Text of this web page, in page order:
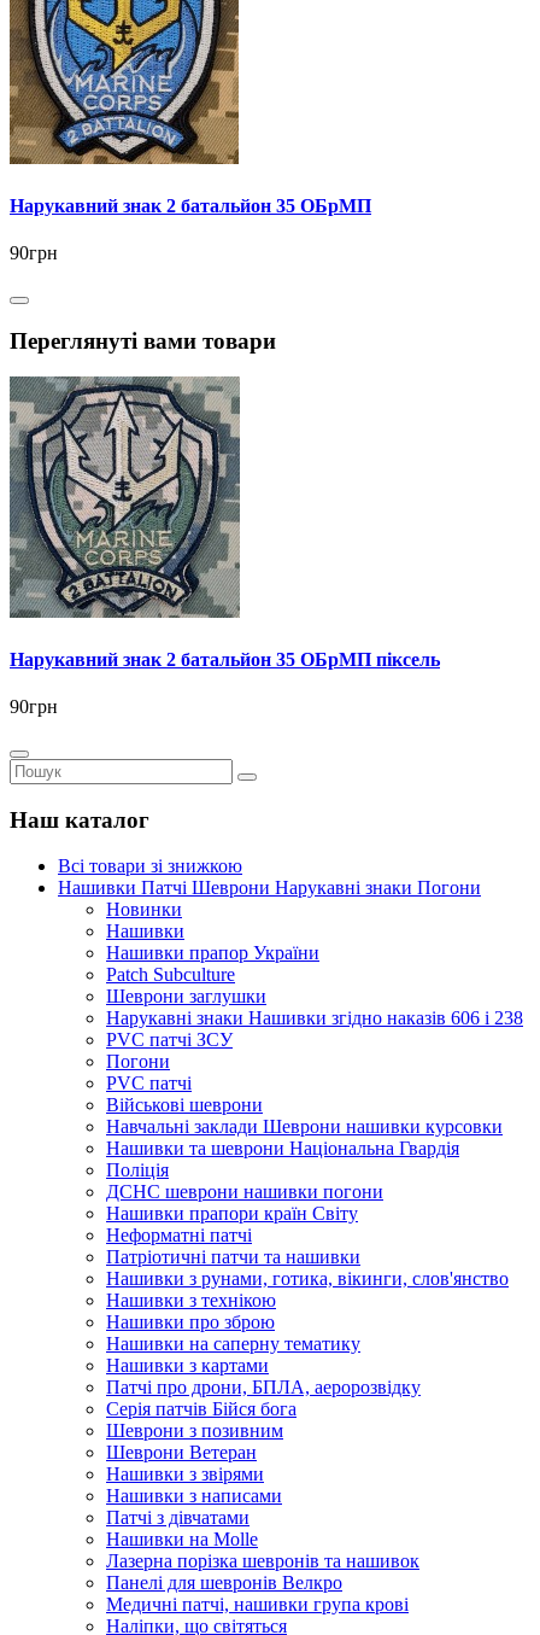
Нарукавний знак 2 батальйон 35 ОБрМП
90грн
Переглянуті вами товари
Нарукавний знак 2 батальйон 35 ОБрМП піксель
90грн
Наш каталог
Всі товари зі знижкою
Нашивки Патчі Шеврони Нарукавні знаки Погони
Новинки
Нашивки
Нашивки прапор України
Рatch Subculture
Шеврони заглушки
Нарукавні знаки Нашивки згідно наказів 606 і 238
PVC патчі ЗСУ
Погони
PVC патчі
Військові шеврони
Навчальні заклади Шеврони нашивки курсовки
Нашивки та шеврони Національна Гвардія
Поліція
ДСНС шеврони нашивки погони
Нашивки прапори країн Світу
Неформатні патчі
Патріотичні патчи та нашивки
Нашивки з рунами, готика, вікинги, слов'янство
Нашивки з технікою
Нашивки про зброю
Нашивки на саперну тематику
Нашивки з картами
Патчі про дрони, БПЛА, аеророзвідку
Серія патчів Бійся бога
Шеврони з позивним
Шеврони Ветеран
Нашивки з звірями
Нашивки з написами
Патчі з дівчатами
Нашивки на Molle
Лазерна порізка шевронів та нашивок
Панелі для шевронів Велкро
Медичні патчі, нашивки група крові
Наліпки, що світяться